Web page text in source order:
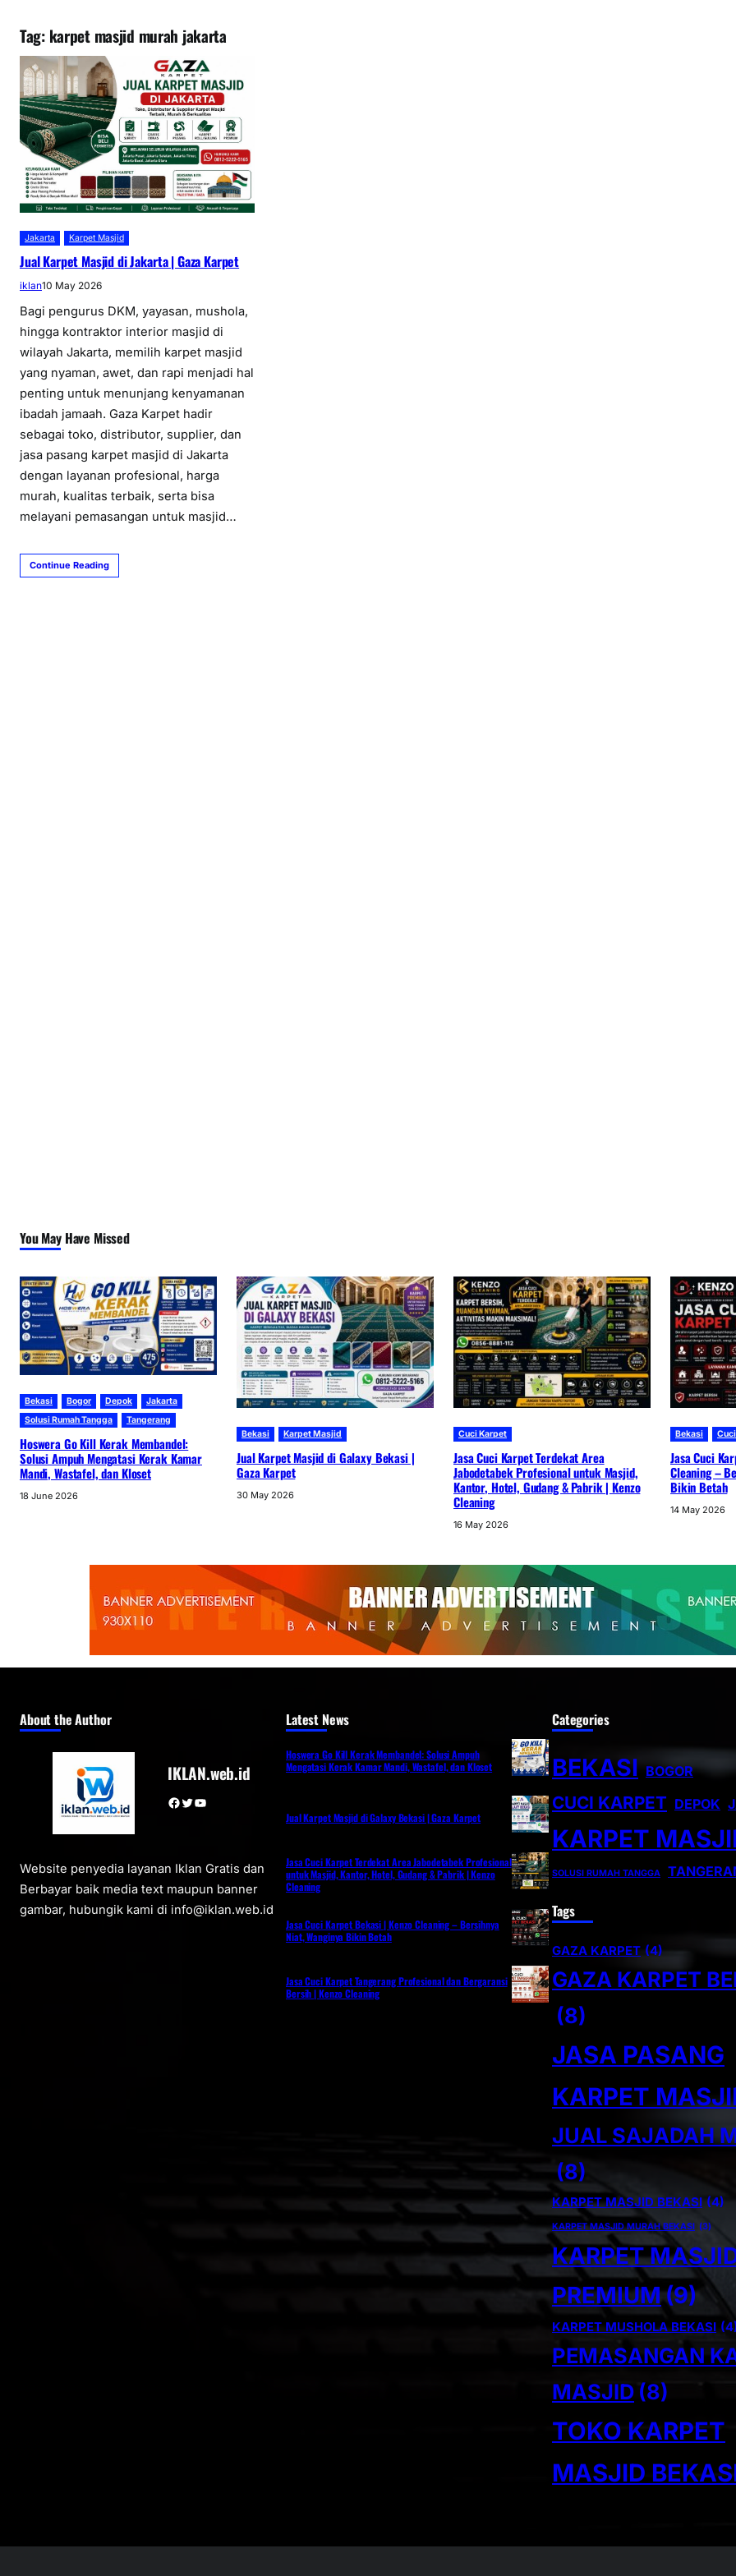
Tag: karpet masjid murah jakarta
Jakarta Karpet Masjid
Jual Karpet Masjid di Jakarta | Gaza Karpet
iklan10 May 2026
Bagi pengurus DKM, yayasan, mushola,
hingga kontraktor interior masjid di
wilayah Jakarta, memilih karpet masjid
yang nyaman, awet, dan rapi menjadi hal
penting untuk menunjang kenyamanan
ibadah jamaah. Gaza Karpet hadir
sebagai toko, distributor, supplier, dan
jasa pasang karpet masjid di Jakarta
dengan layanan profesional, harga
murah, kualitas terbaik, serta bisa
melayani pemasangan untuk masjid…
Continue Reading
You May Have Missed
Bekasi Bogor Depok
Jakarta
Solusi Rumah Tangga
Tangerang
Hoswera Go Kill Kerak Membandel:
Solusi Ampuh Mengatasi Kerak Kamar
Mandi, Wastafel, dan Kloset
18 June 2026
Bekasi Karpet Masjid
Jual Karpet Masjid di Galaxy Bekasi |
Gaza Karpet
30 May 2026
Cuci Karpet
Jasa Cuci Karpet Terdekat Area
Jabodetabek Profesional untuk Masjid,
Kantor, Hotel, Gudang & Pabrik | Kenzo
Cleaning
16 May 2026
Bekasi
Jasa Cuci
Cleaning –
Bikin Betah
14 May 2026
About the Author
IKLAN.web.id
Facebook Twitter YouTube
Website penyedia layanan Iklan Gratis dan
Berbayar baik media text maupun banner
gambar, hubungik kami di info@iklan.web.id
Latest News
Hoswera Go Kill Kerak Membandel: Solusi Ampuh
Mengatasi Kerak Kamar Mandi, Wastafel, dan Kloset
Jual Karpet Masjid di Galaxy Bekasi | Gaza Karpet
Jasa Cuci Karpet Terdekat Area Jabodetabek Profesional
untuk Masjid, Kantor, Hotel, Gudang & Pabrik | Kenzo
Cleaning
Jasa Cuci Karpet Bekasi | Kenzo Cleaning – Bersihnya
Niat, Wanginya Bikin Betah
Jasa Cuci Karpet Tangerang Profesional dan Bergaransi
Bersih | Kenzo Cleaning
Categories
BEKASI BOGOR
CUCI KARPET DEPOK
KARPET
SOLUSI RUMAH TANGGA
Tags
GAZA KARPET (4)
GAZA KARPET
(8)
JASA PASANG
KARPET
JUAL SAJADAH
(8)
KARPET MASJID BEKASI (4)
KARPET MASJID MURAH BEKASI (3)
KARPET
PREMIUM(9)
KARPET MUSHOLA BEKASI
PEMASANGAN
MASJID (8)
TOKO KARPET
MASJID